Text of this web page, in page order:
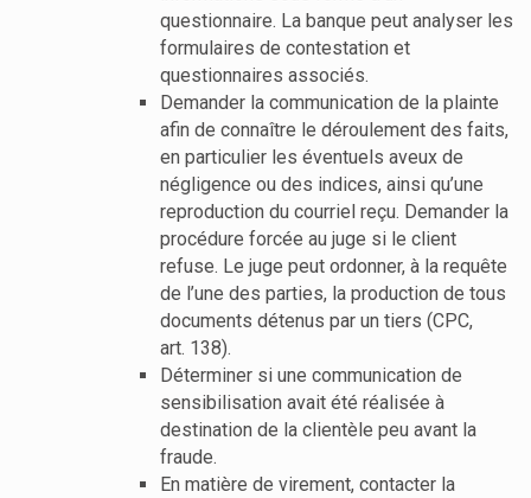
questionnaire. La banque peut analyser les
formulaires de contestation et
questionnaires associés.
Demander la communication de la plainte
afin de connaître le déroulement des faits,
en particulier les éventuels aveux de
négligence ou des indices, ainsi qu’une
reproduction du courriel reçu. Demander la
procédure forcée au juge si le client
refuse. Le juge peut ordonner, à la requête
de l’une des parties, la production de tous
documents détenus par un tiers (CPC,
art. 138).
Déterminer si une communication de
sensibilisation avait été réalisée à
destination de la clientèle peu avant la
fraude.
En matière de virement, contacter la